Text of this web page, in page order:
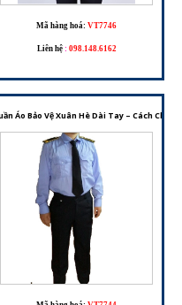
Mã hàng hoá: VT7746
Liên hệ : 098.148.6162
vệ thoáng mát, chuyên nghiệp
Áo Bảo Vệ Xuân Hè Dài Tay – Cách Chọn